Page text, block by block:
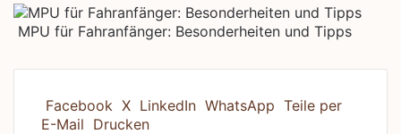
MPU für Fahranfänger: Besonderheiten und Tipps
Facebook X LinkedIn WhatsApp Teile per
E-Mail Drucken